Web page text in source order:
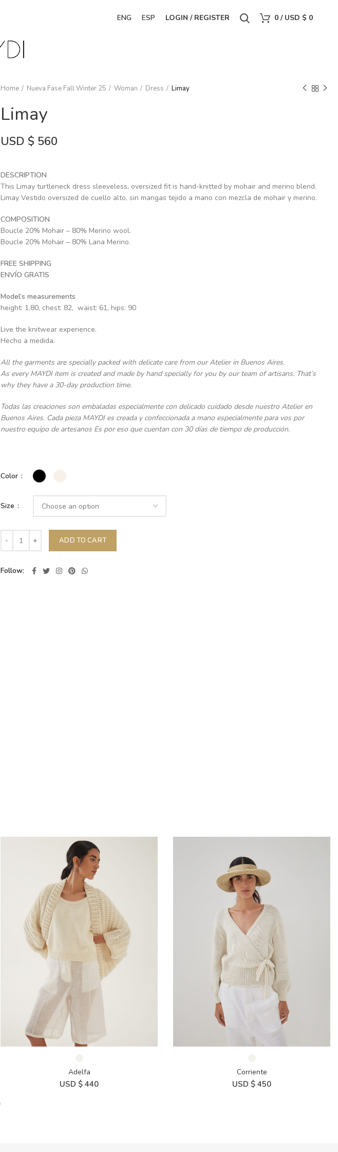
ENG ESP LOGIN / REGISTER 0/ USD $ 0
Home Nueva Fase Fall Winter 25 Woman Dress Limay
Limay
USD $ 560
DESCRIPTION
This Limay turtleneck dress sleeveless, oversized fit is hand-knitted by mohair and merino blend.
Limay Vestido oversized de cuello alto, sin mangas tejido a mano con mezcla de mohair y merino.
COMPOSITION
Boucle 20% Mohair – 80% Merino wool.
Boucle 20% Mohair – 80% Lana Merino.
FREE SHIPPING
ENVÍO GRATIS
Model’s measurements
height: 1.80, chest: 82, waist: 61, hips: 90
Live the knitwear experience.
Hecho a medida.
All the garments are specially packed with delicate care from our Atelier in Buenos Aires.
As every MAYDI item is created and made by hand specially for you by our team of artisans. That’s
why they have a 30-day production time.
Todas las creaciones son embaladas especialmente con delicado cuidado desde nuestro Atelier en
Buenos Aires. Cada pieza MAYDI es creada y confeccionada a mano especialmente para vos por
nuestro equipo de artesanos Es por eso que cuentan con 30 días de tiempo de producción.
Color
Size
ADD TO CART
Follow
Adelfa
USD $ 440
Corriente
USD $ 450